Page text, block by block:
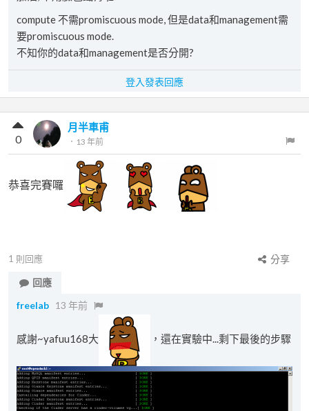
compute 不需promiscuous mode, 但是data和management需
要promiscuous mode.
不知你的data和management是否分開?
登入發表回應
月半車甫
． 13 年前
0
恭喜完賽囉
1 則回應
分享
回應
freelab 13 年前
感謝~yafuu168大 ，還在實驗中...剩下最後的步驟